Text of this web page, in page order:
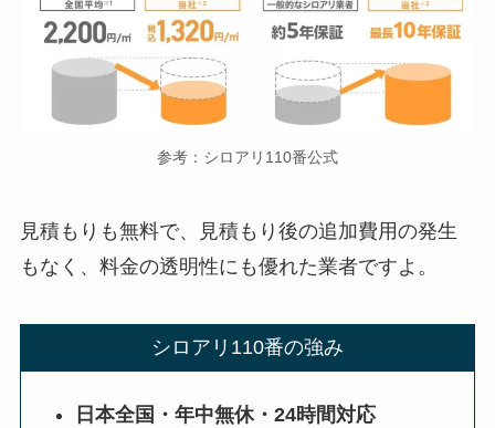
参考：シロアリ110番公式
見積もりも無料で、見積もり後の追加費用の発生
もなく、料金の透明性にも優れた業者ですよ。
シロアリ110番の強み
日本全国・年中無休・24時間対応